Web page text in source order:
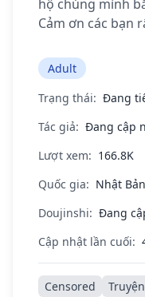
hộ chúng mình
Cảm ơn các bạn
Adult
Trạng thái: Đang
Tác giả: Đang cập
Lượt xem: 166.8K
Quốc gia: Nhật Bản
Doujinshi: Đang
Cập nhật lần cuối:
Censored